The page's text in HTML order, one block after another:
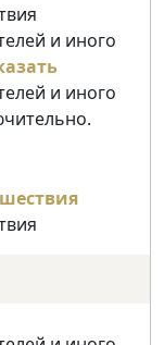
и иного
и иного